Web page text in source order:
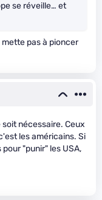
se réveille… et
pas à pioncer
nécessaire. Ceux
les américains. Si
"punir" les USA,